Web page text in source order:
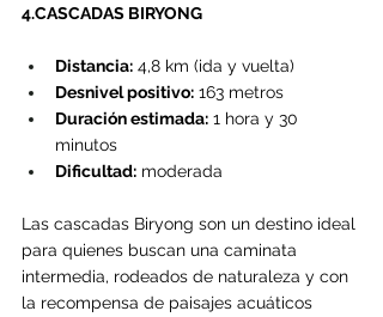
4.CASCADAS BIRYONG
Distancia: 4,8 km (ida y vuelta)
Desnivel positivo: 163 metros
Duración estimada: 1 hora y 30
minutos
Dificultad: moderada
Las cascadas Biryong son un destino ideal
para quienes buscan una caminata
intermedia, rodeados de naturaleza y con
la recompensa de paisajes acuáticos